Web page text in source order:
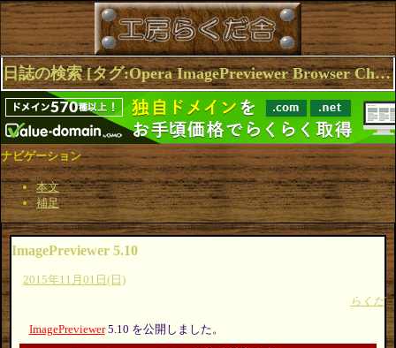
日誌の検索 [タグ:Opera ImagePreviewer Browser Chrome Firefox] 1～4(4件中)
ナビゲーション
本文
補足
ImagePreviewer 5.10
2015年11月01日(日)
らくだ
ImagePreviewer5.10 を公開しました。